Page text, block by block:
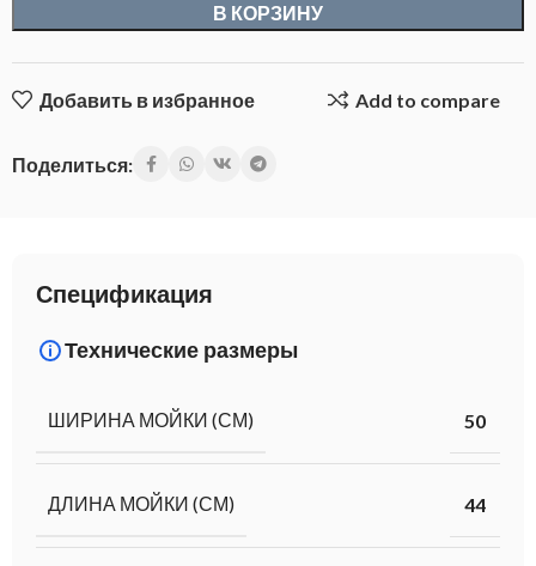
В КОРЗИНУ
Добавить в избранное Add to compare
Поделиться:
Спецификация
Технические размеры
ШИРИНА МОЙКИ (СМ) 50
ДЛИНА МОЙКИ (СМ) 44